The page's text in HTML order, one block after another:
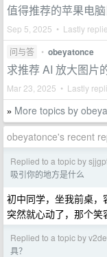
值得推荐的苹果电
Sep 5, 2025 • Lastly
问与答 • obeyatonce
求推荐 AI 放大图片
Mar 23, 2025 • Lastly
» More topics by
obeyatonce's recent
Replied to a topic by
吸引你的地方是什么
初中同学，坐我前桌，
突然就心动了，那个笑
Replied to a topic by
具？